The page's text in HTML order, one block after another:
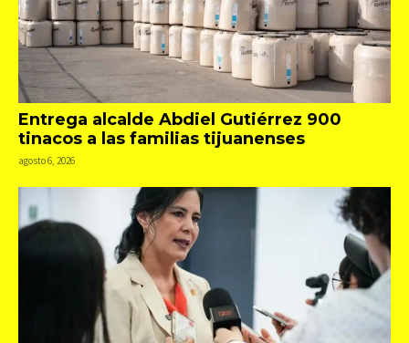
Entrega alcalde Abdiel Gutiérrez 900
tinacos a las familias tijuanenses
agosto 6, 2026